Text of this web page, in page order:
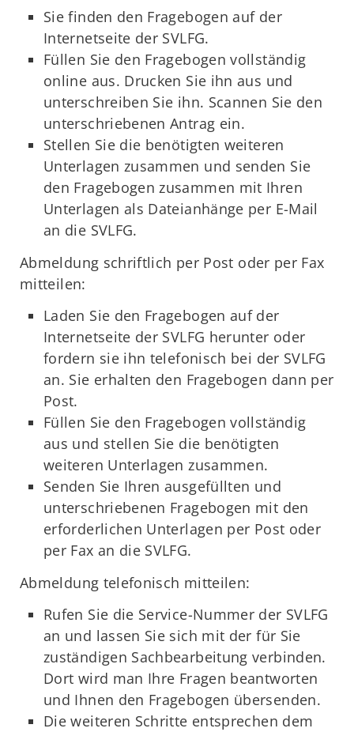
Sie finden den Fragebogen auf der
Internetseite der SVLFG.
Füllen Sie den Fragebogen vollständig
online aus. Drucken Sie ihn aus und
unterschreiben Sie ihn. Scannen Sie den
unterschriebenen Antrag ein.
Stellen Sie die benötigten weiteren
Unterlagen zusammen und senden Sie
den Fragebogen zusammen mit Ihren
Unterlagen als Dateianhänge per E-Mail
an die SVLFG.
Abmeldung schriftlich per Post oder per Fax
mitteilen:
Laden Sie den Fragebogen auf der
Internetseite der SVLFG herunter oder
fordern sie ihn telefonisch bei der SVLFG
an. Sie erhalten den Fragebogen dann per
Post.
Füllen Sie den Fragebogen vollständig
aus und stellen Sie die benötigten
weiteren Unterlagen zusammen.
Senden Sie Ihren ausgefüllten und
unterschriebenen Fragebogen mit den
erforderlichen Unterlagen per Post oder
per Fax an die SVLFG.
Abmeldung telefonisch mitteilen:
Rufen Sie die Service-Nummer der SVLFG
an und lassen Sie sich mit der für Sie
zuständigen Sachbearbeitung verbinden.
Dort wird man Ihre Fragen beantworten
und Ihnen den Fragebogen übersenden.
Die weiteren Schritte entsprechen dem